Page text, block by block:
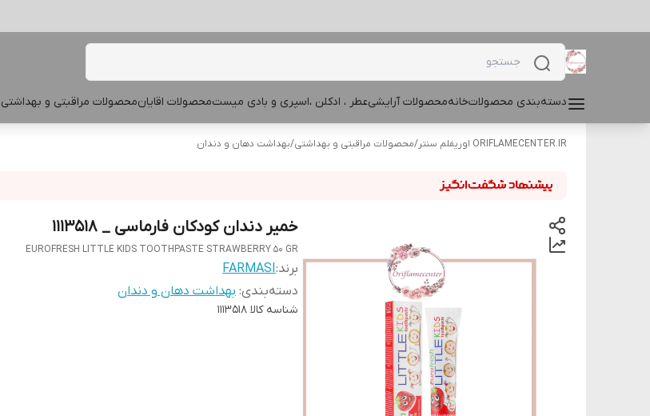
دسته‌بندی محصولاتخانهمحصولات آرایشیعطر ، ادکلن ،اسپری و بادی میستمحصولات اقایانمحصولات مراقبتی و بهداشتی
ORIFLAMECENTER.IR اوریفلم سنتر /محصولات مراقبتی و بهداشتی/بهداشت دهان و دندان
خمیر دندان کودکان فارماسی _ 1113518
EUROFRESH LITTLE KIDS TOOTHPASTE STRAWBERRY 50 GR
برند:FARMASI
دسته‌بندی: بهداشت دهان و دندان
شناسه کالا 1113518